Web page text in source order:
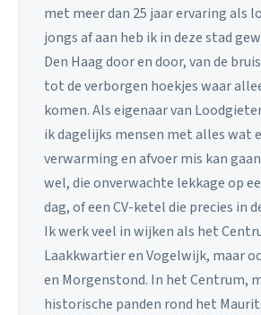
met meer dan 25 jaar ervaring als
jongs af aan heb ik in deze stad
Den Haag door en door, van de
tot de verborgen hoekjes waar
komen. Als eigenaar van
ik dagelijks mensen met alles wat
verwarming en afvoer mis kan
wel, die onverwachte lekkage op
dag, of een CV-ketel die precies in
Ik werk veel in wijken als het
Laakkwartier en Vogelwijk, maar
en Morgenstond. In het Centrum,
historische panden rond het